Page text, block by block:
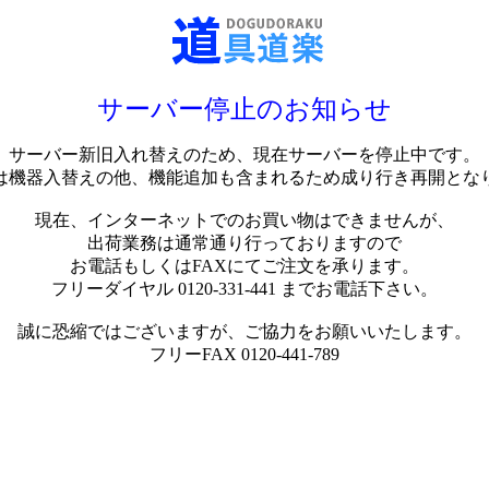
サーバー停止のお知らせ
サーバー新旧入れ替えのため、現在サーバーを停止中です。
機器入替えの他、機能追加も含まれるため成り行き再開とな
現在、インターネットでのお買い物はできませんが、
出荷業務は通常通り行っておりますので
お電話もしくはFAXにてご注文を承ります。
フリーダイヤル 0120-331-441 までお電話下さい。
誠に恐縮ではございますが、ご協力をお願いいたします。
フリーFAX 0120-441-789